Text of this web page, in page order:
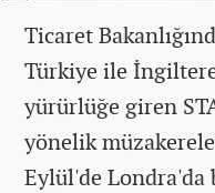
Ticaret
Türkiye ile
yürürlüğe giren
yönelik
Eylül'de Londra'da